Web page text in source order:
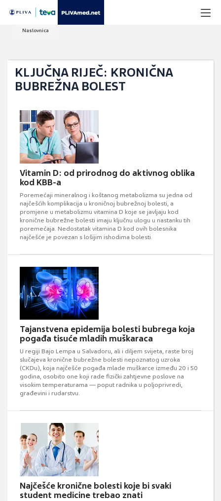
Naslovnica
KLJUČNA RIJEČ: KRONIČNA
BUBREŽNA BOLEST
Vitamin D: od prirodnog do aktivnog oblika
kod KBB-a
Poremećaji mineralnog i koštanog metabolizma su jedna od
najčešćih komplikacija u kroničnoj bubrežnoj bolesti, a
promjene u metabolizmu vitamina D koje se javljaju kod
kronične bubrežne bolesti imaju ključnu ulogu u nastanku tih
poremećaja. Nedostatak vitamina D kod ovih bolesnika
najčešće je povezan s lošijim ishodima bolesti.
Tajanstvena epidemija bolesti bubrega koja
pogađa tisuće mladih muškaraca
U regiji Bajo Lempa u Salvadoru, ali i diljem svijeta, raste broj
slučajeva kronične bubrežne bolesti nepoznatog uzroka
(CKDu), koja najčešće pogađa mlade muškarce između 20 i 50
godina, osobito one koji rade fizički zahtjevne poslove na
visokim temperaturama — poput radnika u poljoprivredi,
građevini i rudarstvu.
Najčešće kronične bolesti koje bi svaki
student medicine trebao znati